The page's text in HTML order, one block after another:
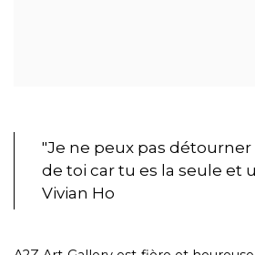
"Je ne peux pas
de toi car tu es la seule et
Vivian Ho